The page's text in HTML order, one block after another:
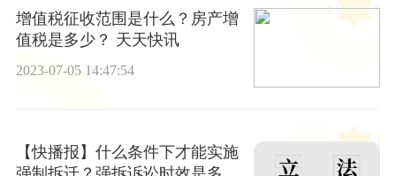
增值税征收范围是什么？房产增
值税是多少？ 天天快讯
2023-07-05 14:47:54
【快播报】什么条件下才能实施